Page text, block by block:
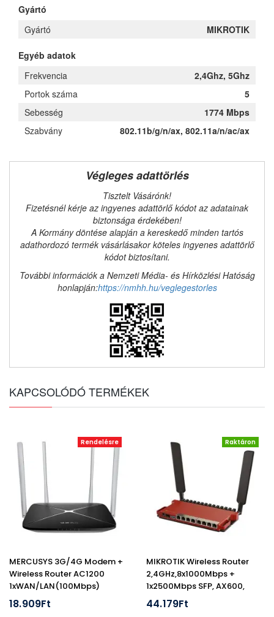
Gyártó
Gyártó
MIKROTIK
Egyéb adatok
Frekvencia
2,4Ghz, 5Ghz
Portok száma
5
Sebesség
1774 Mbps
Szabvány
802.11b/g/n/ax, 802.11a/n/ac/ax
Végleges adattörlés
Tisztelt Vásárónk!
Fizetésnél kérje az ingyenes adattörlő kódot az adatainak
biztonsága érdekében!
A Kormány döntése alapján a kereskedő minden tartós
adathordozó termék vásárlásakor köteles ingyenes adattörlő
kódot biztosítani.
További információk a Nemzeti Média- és Hírközlési Hatóság
honlapján:https://nmhh.hu/veglegestorles
KAPCSOLÓDÓ TERMÉKEK
Rendelésre
MERCUSYS 3G/4G Modem +
Wireless Router AC1200
1xWAN/LAN(100Mbps)
+3xLAN(100Mpbs), MB135-
4G
18.909Ft
Raktáron
MIKROTIK Wireless Router
2,4GHz,8x1000Mbps +
1x2500Mbps SFP, AX600,
Menedzselhető, Asztali -
L009UIGS-2HAXD-IN
44.179Ft